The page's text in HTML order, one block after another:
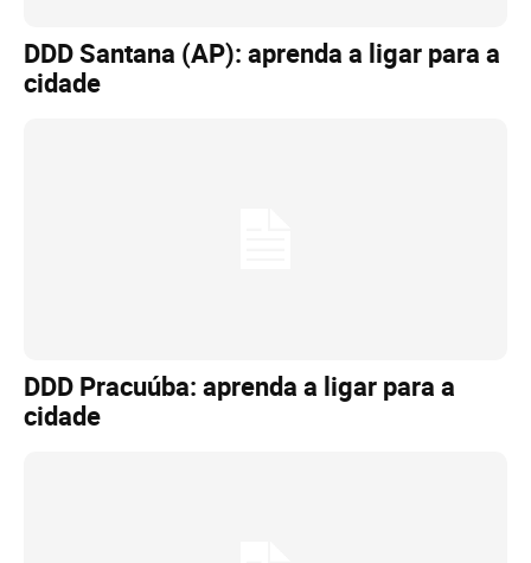
DDD Santana (AP): aprenda a ligar para a
cidade
DDD Pracuúba: aprenda a ligar para a
cidade